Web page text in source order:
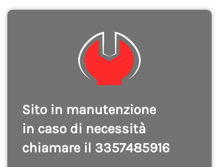
Sito in manutenzione
in caso di necessità
chiamare il 3357485916